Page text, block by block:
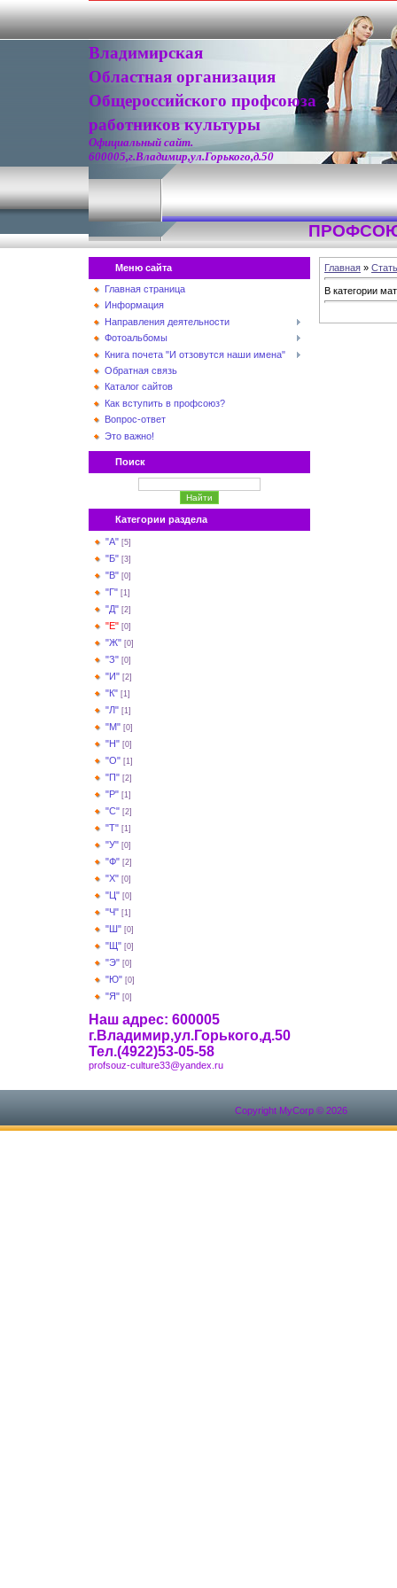
Владимирская
Областная организация
Общероссийского профсоюза
работников культуры
Официальный сайт.
600005,г.Владимир,ул.Горького,д.50
Меню сайта
Главная страница
Информация
Направления деятельности
Фотоальбомы
Книга почета "И отзовутся наши имена"
Обратная связь
Каталог сайтов
Как вступить в профсоюз?
Вопрос-ответ
Это важно!
Поиск
Категории раздела
"А" [5]
"Б" [3]
"В" [0]
"Г" [1]
"Д" [2]
"Е" [0]
"Ж" [0]
"З" [0]
"И" [2]
"К" [1]
"Л" [1]
"М" [0]
"Н" [0]
"О" [1]
"П" [2]
"Р" [1]
"С" [2]
"Т" [1]
"У" [0]
"Ф" [2]
"Х" [0]
"Ц" [0]
"Ч" [1]
"Ш" [0]
"Щ" [0]
"Э" [0]
"Ю" [0]
"Я" [0]
Наш адрес: 600005
г.Владимир,ул.Горького,д.50
Тел.(4922)53-05-58
profsouz-culture33@yandex.ru
Главная »
В категории
Copyright MyCorp © 2026